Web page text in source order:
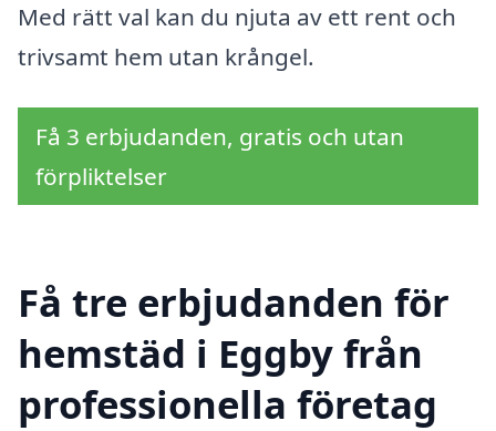
Med rätt val kan du njuta av ett rent och
trivsamt hem utan krångel.
Få 3 erbjudanden, gratis och utan
förpliktelser
Få tre erbjudanden för
hemstäd i Eggby från
professionella företag